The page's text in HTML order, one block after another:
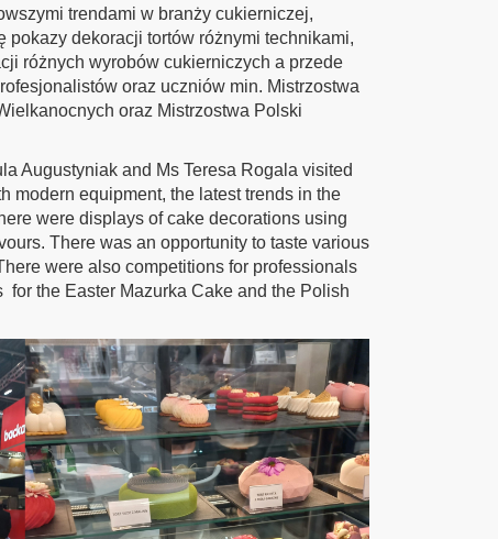
trendami w branży cukierniczej,
dekoracji tortów różnymi technikami,
różnych wyrobów cukierniczych a przede
oraz uczniów min. Mistrzostwa
oraz Mistrzostwa Polski
Augustyniak and Ms Teresa Rogala visited
modern equipment, the latest trends in the
were displays of cake decorations using
There was an opportunity to taste various
were also competitions for professionals
the Easter Mazurka Cake and the Polish